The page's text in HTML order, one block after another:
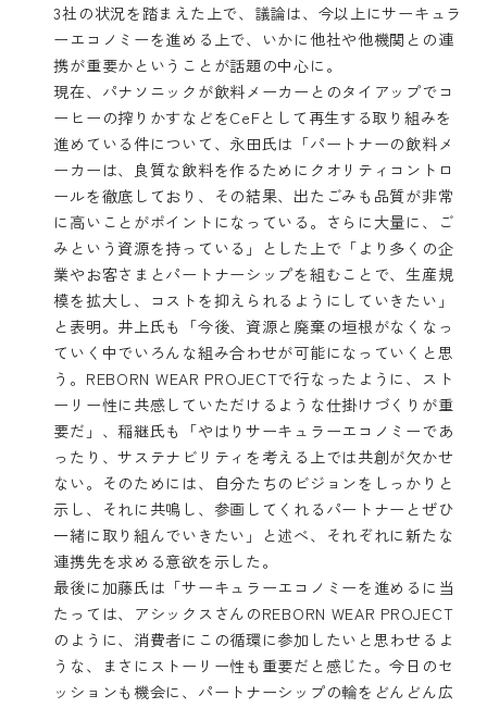
3社の状況を踏まえた上で、議論は、今以上にサーキュラ
ーエコノミーを進める上で、いかに他社や他機関との連
携が重要かということが話題の中心に。
現在、パナソニックが飲料メーカーとのタイアップでコ
ーヒーの搾りかすなどをCeFとして再生する取り組みを
進めている件について、永田氏は「パートナーの飲料メ
ーカーは、良質な飲料を作るためにクオリティコントロ
ールを徹底しており、その結果、出たごみも品質が非常
に高いことがポイントになっている。さらに大量に、ご
みという資源を持っている」とした上で「より多くの企
業やお客さまとパートナーシップを組むことで、生産規
模を拡大し、コストを抑えられるようにしていきたい」
と表明。井上氏も「今後、資源と廃棄の垣根がなくなっ
ていく中でいろんな組み合わせが可能になっていくと思
う。REBORN WEAR PROJECTで行なったように、スト
ーリー性に共感していただけるような仕掛けづくりが重
要だ」、稲継氏も「やはりサーキュラーエコノミーであ
ったり、サステナビリティを考える上では共創が欠かせ
ない。そのためには、自分たちのビジョンをしっかりと
示し、それに共鳴し、参画してくれるパートナーとぜひ
一緒に取り組んでいきたい」と述べ、それぞれに新たな
連携先を求める意欲を示した。
最後に加藤氏は「サーキュラーエコノミーを進めるに当
たっては、アシックスさんのREBORN WEAR PROJECT
のように、消費者にこの循環に参加したいと思わせるよ
うな、まさにストーリー性も重要だと感じた。今日のセ
ッションも機会に、パートナーシップの輪をどんどん広